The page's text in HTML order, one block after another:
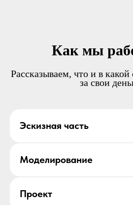
Как мы
Рассказываем, что и в
за свои
Эскизная часть
Моделирование
Проект